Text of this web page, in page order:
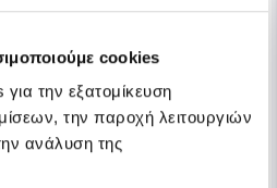
cookies
την εξατομίκευση
την παροχή λειτουργιών
ανάλυση της
Κρίκος Οδοντοφυΐας